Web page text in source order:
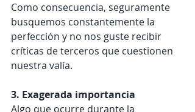
Como consecuencia, seguramente
busquemos constantemente la
perfección y no nos guste recibir
críticas de terceros que cuestionen
nuestra valía.
3. Exagerada importancia
Algo que ocurre durante la